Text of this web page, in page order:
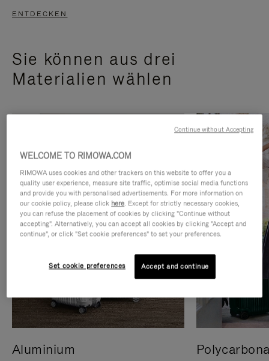
ENTDECKEN
Sie können aus drei
Materialien wählen
Aluminium
WELCOME TO RIMOWA.COM
RIMOWA uses cookies and other trackers on this website to offer you a
quality user experience, measure site traffic, optimise social media functions
and provide you with personalised advertisements. For more information on
our cookie policy, please click here. Except for strictly necessary cookies,
you can refuse the placement of cookies by clicking "Continue without
accepting". Alternatively, you can accept all cookies by clicking "Accept and
continue", or click "Set cookie preferences" to set your preferences.
Set cookie preferences Accept and continue
Continue without Accepting